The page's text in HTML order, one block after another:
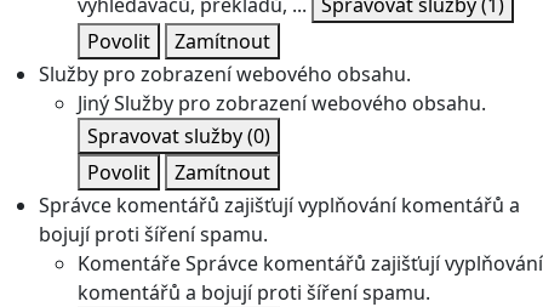
Povolit
Zamítnout
Služby pro zobrazení webového obsahu.
JinýSlužby pro zobrazení webového obsahu.
Spravovat služby(0)
Povolit
Zamítnout
Správce komentářů zajišťují vyplňování komentářů a
bojují proti šíření spamu.
KomentářeSprávce komentářů zajišťují vyplňování
komentářů a bojují proti šíření spamu.